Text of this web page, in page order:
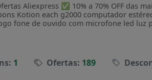
Aliexpress ✅ 10% a 70% OFF das
Kotion each g2000 computador
fone de ouvido com microfone led luz
1 Ofertas: 189